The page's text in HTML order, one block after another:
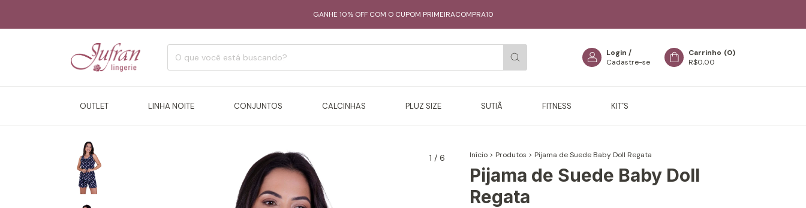
GANHE 10% OFF COM O CUPOM PRIMEIRACOMPRA10
Login /
Cadastre-se
Carrinho (0)
R$0,00
OUTLET LINHA NOITE CONJUNTOS CALCINHAS PLUZ SIZE SUTIÃ FITNESS KIT´S
1 / 6 Início > Produtos > Pijama de Suede Baby Doll Regata
Pijama de Suede Baby Doll
Regata